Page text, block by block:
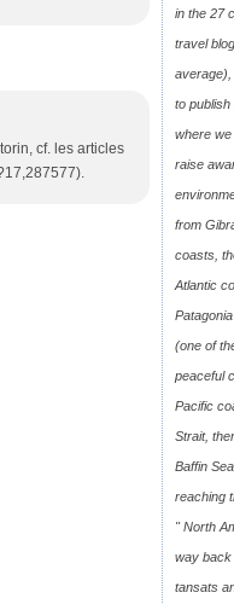
cf. les articles
in the 27
travel
average),
to
where we
raise
from
coasts,
Atlantic
(one of
peaceful
Pacific
Strait,
Baffin
reaching
" North
way back
tansats